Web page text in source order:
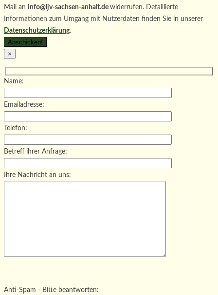
Mail an info@ljv-sachsen-anhalt.de widerrufen. Detaillierte
Informationen zum Umgang mit Nutzerdaten finden Sie in unserer
Datenschutzerklärung.
×
Name:
Emailadresse:
Telefon:
Betreff ihrer Anfrage:
Ihre Nachricht an uns:
Bitte lasse dieses Feld leer.
Anti-Spam - Bitte beantworten: